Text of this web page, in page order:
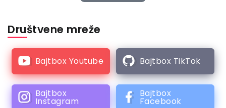
Društvene mreže
Bajtbox Youtube Bajtbox TikTok
Bajtbox
Instagram
Bajtbox
Facebook